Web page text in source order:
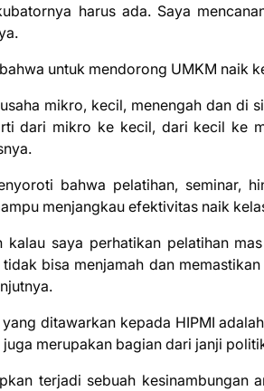
harus ada. Saya
untuk mendorong UMKM naik
mikro, kecil, menengah dan di
dari mikro ke kecil, dari kecil ke
bahwa pelatihan, seminar,
menjangkau efektivitas naik
kalau saya perhatikan pelatihan
bisa menjamah dan
ditawarkan kepada HIPMI
merupakan bagian dari janji
terjadi sebuah kesinambungan